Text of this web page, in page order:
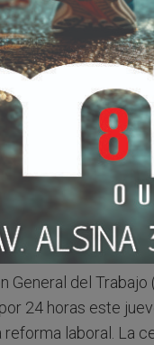
de 2026 . 12:38 Hs.
General del Trabajo
24 horas este
laboral. La